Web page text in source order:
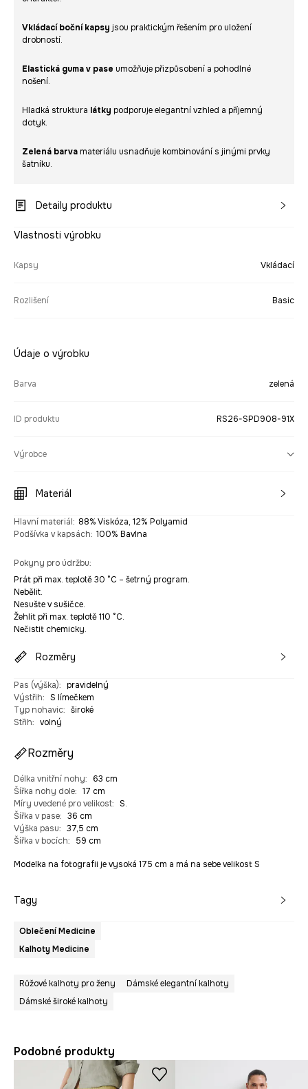
Vkládací boční kapsy jsou praktickým řešením pro uložení
drobností.
Elastická guma v pase umožňuje přizpůsobení a pohodlné
nošení.
Hladká struktura látky podporuje elegantní vzhled a příjemný
dotyk.
Zelená barva materiálu usnadňuje kombinování s jinými prvky
šatníku.
Detaily produktu
Vlastnosti výrobku
Kapsy Vkládací
Rozlišení Basic
Údaje o výrobku
Barva zelená
ID produktu RS26-SPD908-91X
Výrobce
Materiál
Hlavní materiál: 88% Viskóza, 12% Polyamid
Podšívka v kapsách: 100% Bavlna
Pokyny pro údržbu:
Prát při max. teplotě 30 °C – šetrný program.
Nebělit.
Nesušte v sušičce.
Žehlit při max. teplotě 110 °C.
Nečistit chemicky.
Rozměry
Pas (výška): pravidelný
Výstřih: S límečkem
Typ nohavic: široké
Střih: volný
Rozměry
Délka vnitřní nohy:
63 cm
Šířka nohy dole: 17 cm
Míry uvedené pro velikost: S.
Šířka v pase: 36 cm
Výška pasu: 37,5 cm
Šířka v bocích: 59 cm
Modelka na fotografii je vysoká 175 cm a má na sebe velikost S
Tagy
Oblečení Medicine
Kalhoty Medicine
Růžové kalhoty pro ženy
Dámské elegantní kalhoty
Dámské široké kalhoty
Podobné produkty